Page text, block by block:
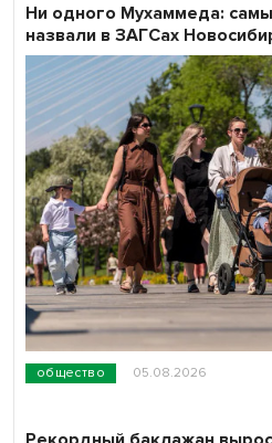
общество 05.08.2026
Ни одного Мухаммеда:
назвали в ЗАГСах